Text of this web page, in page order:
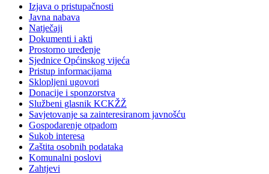
Izjava o pristupačnosti
Javna nabava
Natječaji
Dokumenti i akti
Prostorno uređenje
Sjednice Općinskog vijeća
Pristup informacijama
Sklopljeni ugovori
Donacije i sponzorstva
Službeni glasnik KCKŽŽ
Savjetovanje sa zainteresiranom javnošću
Gospodarenje otpadom
Sukob interesa
Zaštita osobnih podataka
Komunalni poslovi
Zahtjevi